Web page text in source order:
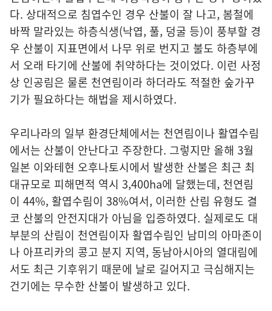
다. 상대적으로 침엽수인 경우 산불이 잘 나고, 봄철에
바짝 말라있는 하층식생(낙엽, 풀, 덩굴 등)이 풍부할 경
우 산불이 지표면에서 나무 위로 번지고 불도 하층부에
서 오래 타기에 산불에 취약하다는 것이었다. 이런 사정
상 인공림은 물론 천연림이라 하더라도 적절한 숲가꾸
기가 필요하다는 해법을 제시하였다.
우리나라의 일부 환경단체에서는 천연림이나 활엽수림
에서는 산불이 안난다고 주장한다. 그렇지만 올해 3월
일본 이와테현 오후나토시에서 발생한 산불은 최근 최
대규모로 피해면적 역시 3,400ha에 달했는데, 천연림
이 44%, 활엽수림이 38%여서, 이러한 산림 유형도 결
코 산불의 안전지대가 아님을 입증하였다. 실제로도 대
부분의 산림이 천연림이자 활엽수림인 남미의 아마존이
나 아프리카의 콩고 분지 지역, 동남아시아의 열대림에
서도 최근 기후위기 때문에 날로 길어지고 극심해지는
건기에는 무수한 산불이 발생하고 있다.